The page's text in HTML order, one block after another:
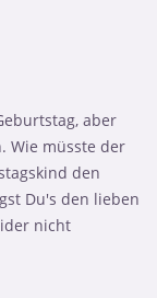
aber
Wie müsste der
den
Du's den lieben
nicht